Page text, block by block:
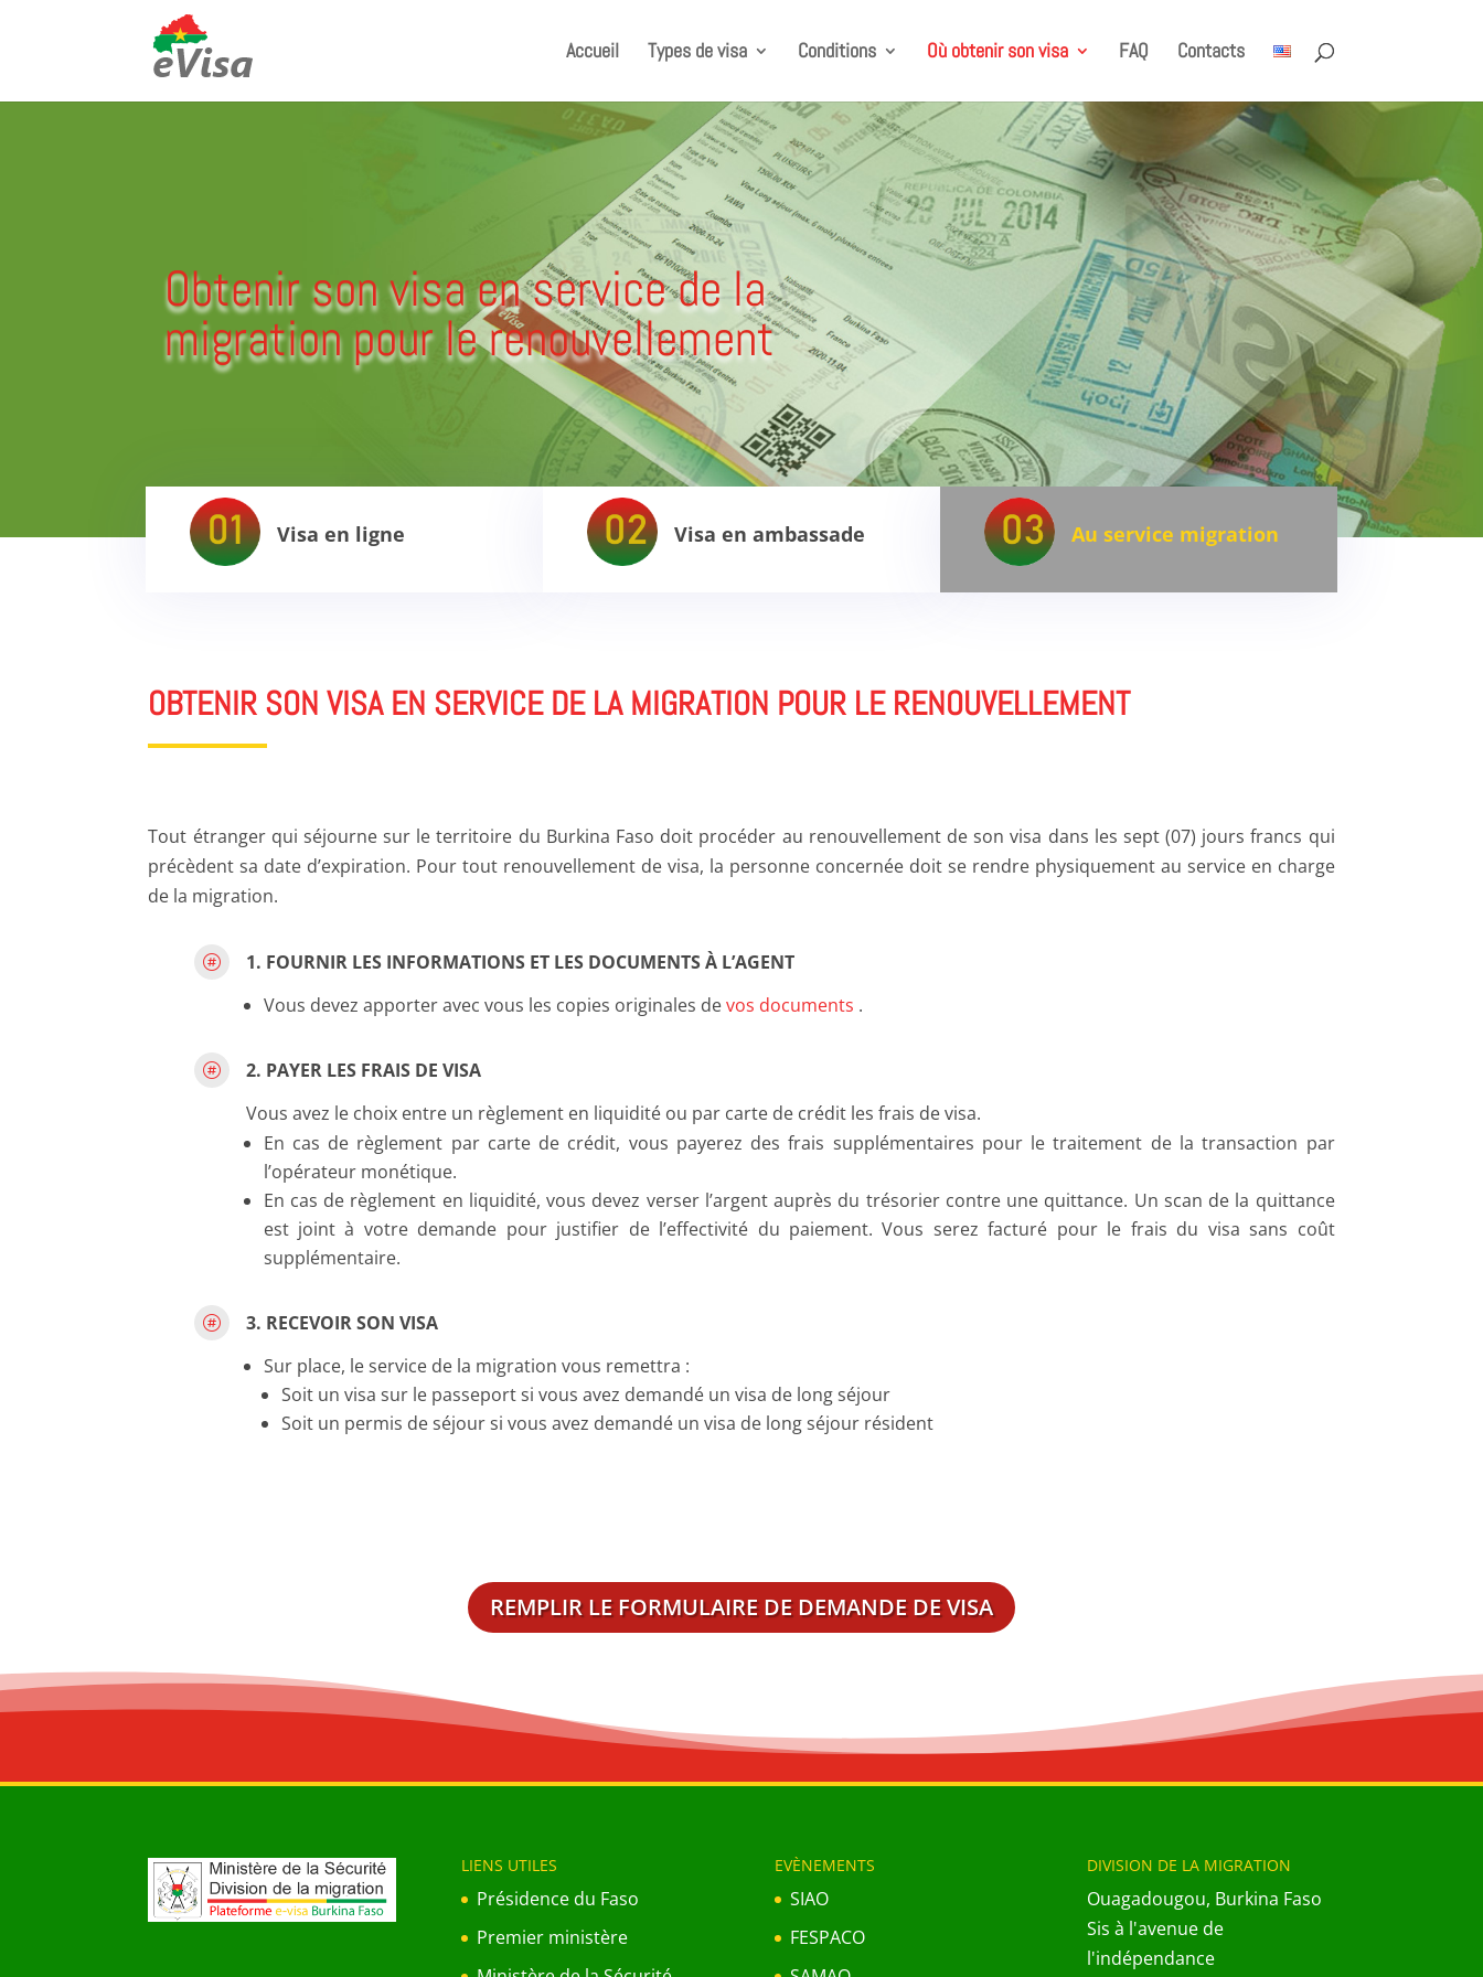
Accueil Types de visa Conditions Où obtenir son visa FAQ Contacts
Obtenir son visa en service de la
migration pour le renouvellement
Visa en ligne Visa en ambassade Au service migration
OBTENIR SON VISA EN SERVICE DE LA MIGRATION POUR LE RENOUVELLEMENT
Tout étranger qui séjourne sur le territoire du Burkina Faso doit procéder au renouvellement de son visa dans les sept (07) jours francs qui
précèdent sa date d’expiration. Pour tout renouvellement de visa, la personne concernée doit se rendre physiquement au service en charge
de la migration.

1. FOURNIR LES INFORMATIONS ET LES DOCUMENTS À L’AGENT
Vous devez apporter avec vous les copies originales devos documents .

2. PAYER LES FRAIS DE VISA
Vous avez le choix entre un règlement en liquidité ou par carte de crédit les frais de visa.
En cas de règlement par carte de crédit, vous payerez des frais supplémentaires pour le traitement de la transaction par
l’opérateur monétique.
En cas de règlement en liquidité, vous devez verser l’argent auprès du trésorier contre une quittance. Un scan de la quittance
est joint à votre demande pour justifier de l’effectivité du paiement. Vous serez facturé pour le frais du visa sans coût
supplémentaire.

3. RECEVOIR SON VISA
Sur place, le service de la migration vous remettra :
Soit un visa sur le passeport si vous avez demandé un visa de long séjour
Soit un permis de séjour si vous avez demandé un visa de long séjour résident
REMPLIR LE FORMULAIRE DE DEMANDE DE VISA
LIENS UTILES
Présidence du Faso
Premier ministère
EVÈNEMENTS
SIAO
FESPACO
DIVISION DE LA MIGRATION
Ouagadougou, Burkina Faso
Sis à l'avenue de
l'indépendance